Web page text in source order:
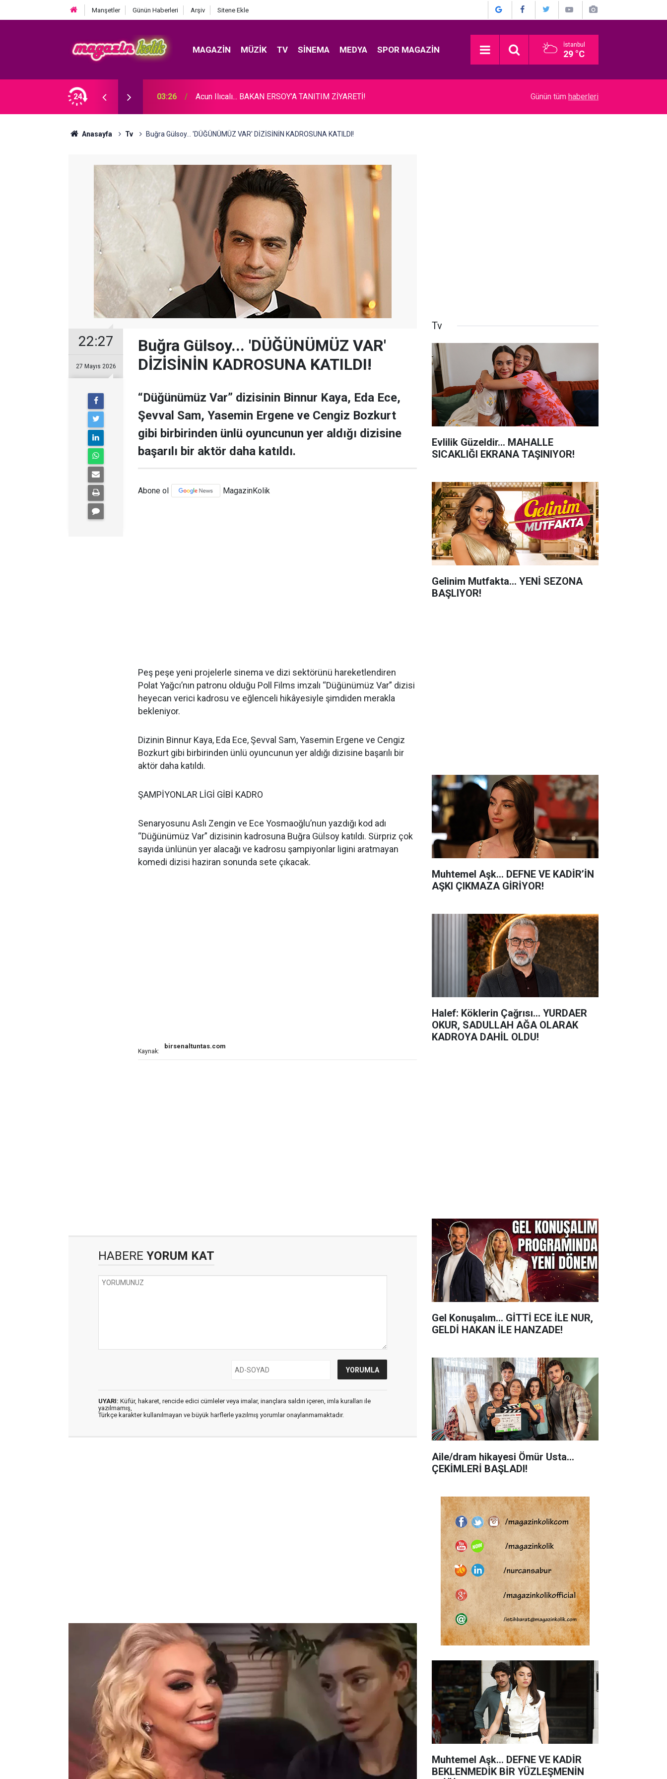
Manşetler Günün Haberleri Arşiv Sitene Ekle
MAGAZIN MÜZIK TV SINEMA MEDYA SPOR MAGAZIN İstanbul
29 °C
24
BABAYA ZİNA SUÇLAMASI! 03:26 Acun Ilıcalı... BAKAN ERSOY'A TANITIM ZİYARETİ! Devrim Özkan... ACI GÜNÜ! HABERİ BASIN
Günün tüm haberleri
Anasayfa Tv Buğra Gülsoy... 'DÜĞÜNÜMÜZ VAR' DİZİSİNİN KADROSUNA KATILDI!
22:27
27 Mayıs 2026
Buğra Gülsoy... 'DÜĞÜNÜMÜZ VAR'
DİZİSİNİN KADROSUNA KATILDI!
“Düğünümüz Var” dizisinin Binnur Kaya, Eda Ece,
Şevval Sam, Yasemin Ergene ve Cengiz Bozkurt
gibi birbirinden ünlü oyuncunun yer aldığı dizisine
başarılı bir aktör daha katıldı.
Abone ol MagazinKolik
Peş peşe yeni projelerle sinema ve dizi sektörünü hareketlendiren
Polat Yağcı’nın patronu olduğu Poll Films imzalı “Düğünümüz Var” dizisi
heyecan verici kadrosu ve eğlenceli hikâyesiyle şimdiden merakla
bekleniyor.
Dizinin Binnur Kaya, Eda Ece, Şevval Sam, Yasemin Ergene ve Cengiz
Bozkurt gibi birbirinden ünlü oyuncunun yer aldığı dizisine başarılı bir
aktör daha katıldı.
ŞAMPİYONLAR LİGİ GİBİ KADRO
Senaryosunu Aslı Zengin ve Ece Yosmaoğlu’nun yazdığı kod adı
“Düğünümüz Var” dizisinin kadrosuna Buğra Gülsoy katıldı. Sürpriz çok
sayıda ünlünün yer alacağı ve kadrosu şampiyonlar ligini aratmayan
komedi dizisi haziran sonunda sete çıkacak.
Kaynak:
birsenaltuntas.com
HABERE YORUM KAT
UYARI: Küfür, hakaret, rencide edici cümleler veya imalar, inançlara saldırı içeren, imla kuralları ile
yazılmamış,
Türkçe karakter kullanılmayan ve büyük harflerle yazılmış yorumlar onaylanmamaktadır.
Tv
Evlilik Güzeldir... MAHALLE
SICAKLIĞI EKRANA TAŞINIYOR!
Gelinim Mutfakta... YENİ SEZONA
BAŞLIYOR!
Muhtemel Aşk... DEFNE VE KADİR’İN
AŞKI ÇIKMAZA GİRİYOR!
Halef: Köklerin Çağrısı... YURDAER
OKUR, SADULLAH AĞA OLARAK
KADROYA DAHİL OLDU!
Gel Konuşalım... GİTTİ ECE İLE NUR,
GELDİ HAKAN İLE HANZADE!
Aile/dram hikayesi Ömür Usta...
ÇEKİMLERİ BAŞLADI!
Muhtemel Aşk... DEFNE VE KADİR
BEKLENMEDİK BİR YÜZLEŞMENİN